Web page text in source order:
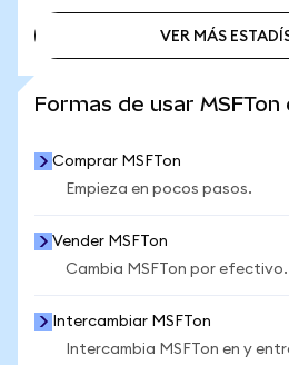
VER MÁS
Formas de usar
Comprar MSFTon
Empieza en pocos pasos.
Vender MSFTon
Cambia MSFTon por efectivo.
Intercambiar MSFTon
Intercambia MSFTon en y